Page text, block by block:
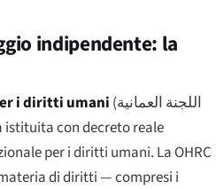
indipendente: la
i diritti umani (اللجنة العمانية
istituita con decreto reale
per i diritti umani. La OHRC
di diritti — compresi i